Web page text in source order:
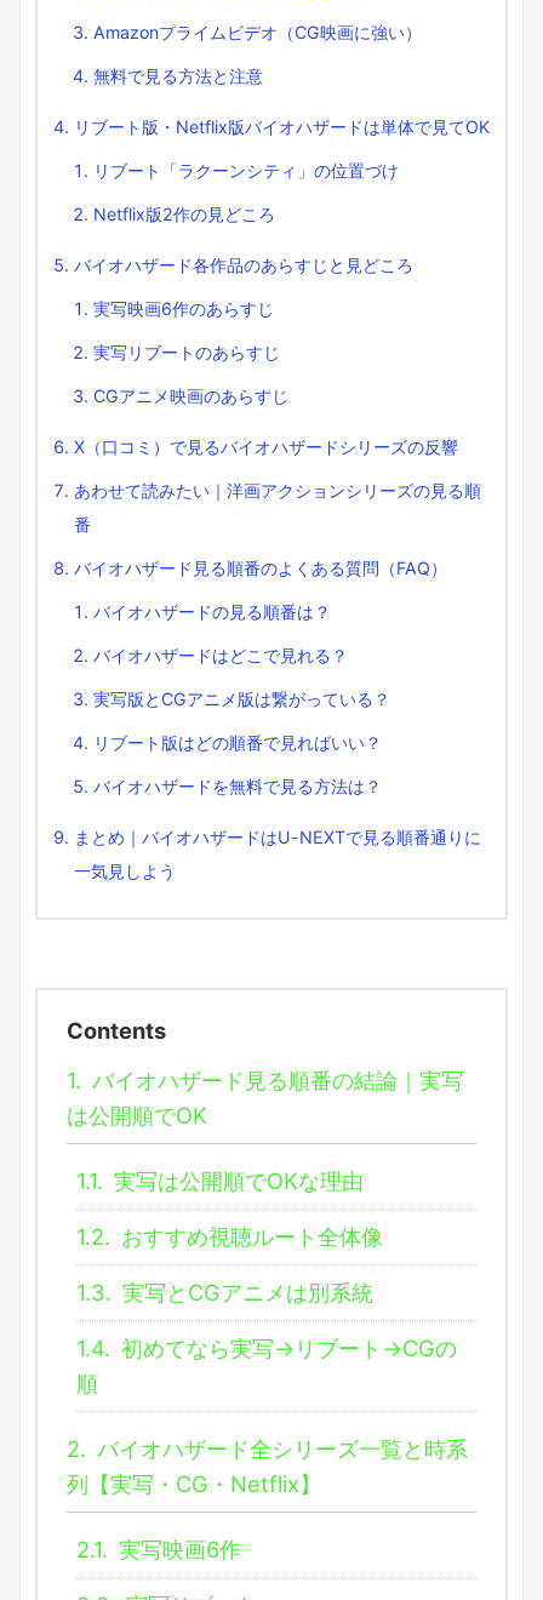
Amazonプライムビデオ（CG映画に強い）
無料で見る方法と注意
リブート版・Netflix版バイオハザードは単体で見てOK
リブート「ラクーンシティ」の位置づけ
Netflix版2作の見どころ
バイオハザード各作品のあらすじと見どころ
実写映画6作のあらすじ
実写リブートのあらすじ
CGアニメ映画のあらすじ
X（口コミ）で見るバイオハザードシリーズの反響
あわせて読みたい｜洋画アクションシリーズの見る順
番
バイオハザード見る順番のよくある質問（FAQ）
バイオハザードの見る順番は？
バイオハザードはどこで見れる？
実写版とCGアニメ版は繋がっている？
リブート版はどの順番で見ればいい？
バイオハザードを無料で見る方法は？
まとめ｜バイオハザードはU-NEXTで見る順番通りに
一気見しよう
Contents
1. バイオハザード見る順番の結論｜実写
は公開順でOK
1.1. 実写は公開順でOKな理由
1.2. おすすめ視聴ルート全体像
1.3. 実写とCGアニメは別系統
1.4. 初めてなら実写→リブート→CGの
順
2. バイオハザード全シリーズ一覧と時系
列【実写・CG・Netflix】
2.1. 実写映画6作